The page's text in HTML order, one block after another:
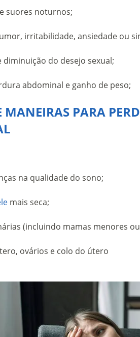
suores noturnos;
irritabilidade, ansiedade ou
diminuição do desejo sexual;
abdominal e ganho de peso;
MANEIRAS PARA
na qualidade do sono;
mais seca;
(incluindo mamas menores
ovários e colo do útero